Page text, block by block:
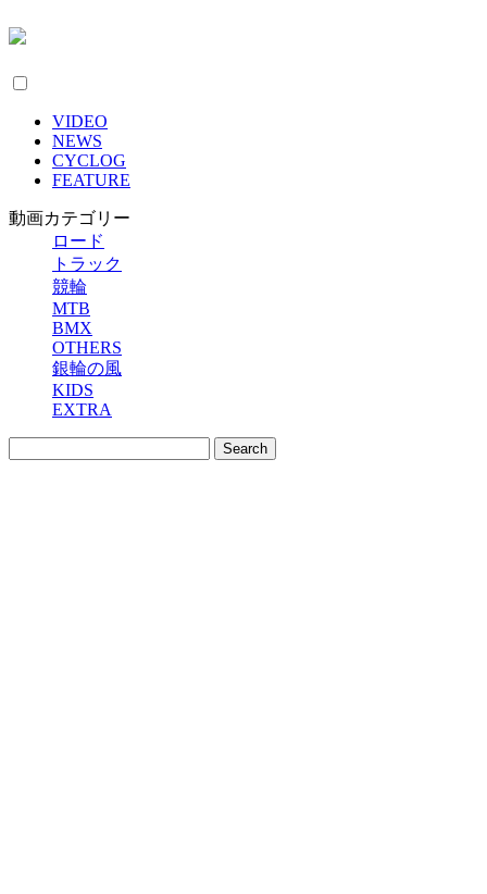
VIDEO
NEWS
CYCLOG
FEATURE
動画カテゴリー
ロード
トラック
競輪
MTB
BMX
OTHERS
銀輪の風
KIDS
EXTRA